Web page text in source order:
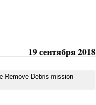
19 сентября 2018
Remove Debris mission